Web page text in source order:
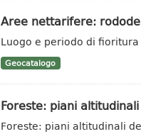
Aree nettarifere:
Luogo e periodo di
Geocatalogo
Foreste: piani
Foreste: piani altitudinali